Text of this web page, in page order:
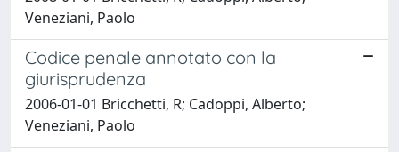
Veneziani, Paolo
Codice penale annotato con la
giurisprudenza
2006-01-01 Bricchetti, R; Cadoppi, Alberto;
Veneziani, Paolo